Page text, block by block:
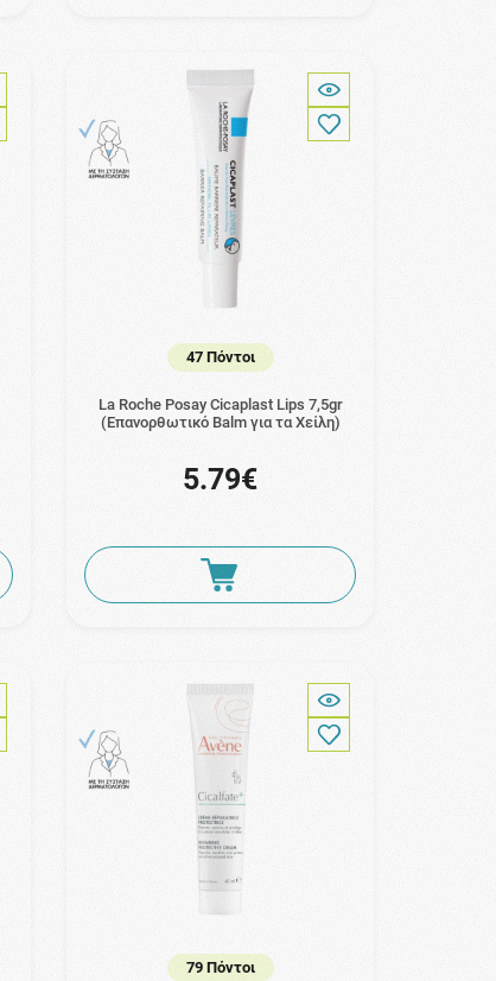
47 Πόντοι
La Roche Posay Cicaplast Lips 7,5gr
(Επανορθωτικό Balm για τα Χείλη)
5.79€
79 Πόντοι